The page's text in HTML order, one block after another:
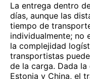
La entrega dentro
días, aunque las
tiempo de
individualmente; no
la complejidad
transportistas
de la carga. Dada
Estonia y China, el